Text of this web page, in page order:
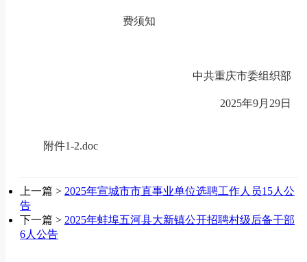
费须知
中共重庆市委组织部
2025年9月 29日
附件1-2.doc
上一篇 > 2025年宣城市市直事业单位选聘工作人员15人公
告
下一篇 > 2025年蚌埠五河县大新镇公开招聘村级后备干部
6人公告